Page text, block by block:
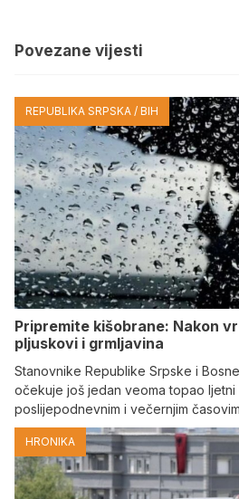
Povezane vijesti
REPUBLIKA SRPSKA / BIH
Pripremite kišobrane: Nakon
pljuskovi i grmljavina
Stanovnike Republike Srpske i
očekuje još jedan veoma topao ljetni
poslijepodnevnim i večernjim
HRONIKA